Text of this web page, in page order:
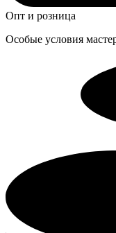
Опт и розница
Особые условия